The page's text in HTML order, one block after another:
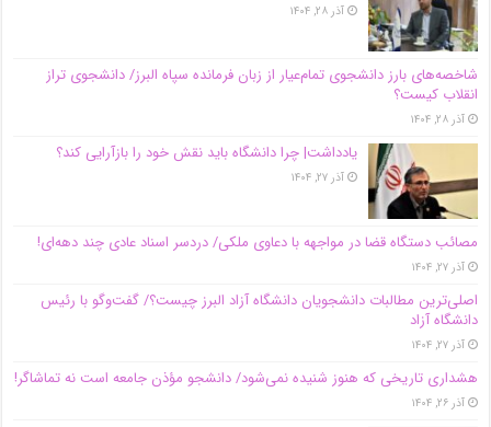
آذر ۲۸, ۱۴۰۴
شاخصه‌های بارز دانشجوی تمام‌عیار از زبان فرمانده سپاه البرز/ دانشجوی تراز
انقلاب کیست؟
آذر ۲۸, ۱۴۰۴
یادداشت| چرا دانشگاه باید نقش خود را بازآرایی کند؟
آذر ۲۷, ۱۴۰۴
مصائب دستگاه قضا در مواجهه با دعاوی ملکی/ دردسر اسناد عادی چند‌ دهه‌ای!
آذر ۲۷, ۱۴۰۴
اصلی‌ترین مطالبات دانشجویان دانشگاه آزاد البرز چیست؟/ گفت‌وگو با رئیس
دانشگاه آز‌اد
آذر ۲۷, ۱۴۰۴
هشداری تاریخی که هنوز شنیده نمی‌شود/ دانشجو مؤذن جامعه است نه تماشاگر!
آذر ۲۶, ۱۴۰۴